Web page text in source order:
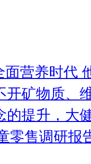
面营养时代
开矿物质、
的提升，大
零售调研报